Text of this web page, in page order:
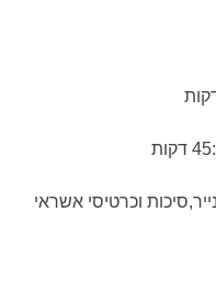
וכרטיסי אשראי